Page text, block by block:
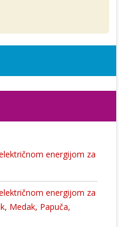
energijom za
energijom za
Medak, Papuča,